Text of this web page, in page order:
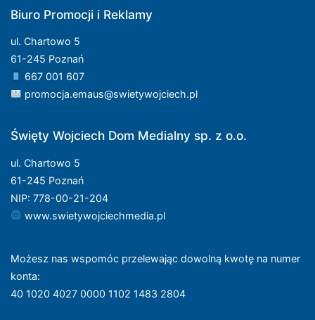
Biuro Promocji i Reklamy
ul. Chartowo 5
61-245 Poznań
667 001 607
promocja.emaus@swietywojciech.pl
Święty Wojciech Dom Medialny sp. z o.o.
ul. Chartowo 5
61-245 Poznań
NIP: 778-00-21-204
www.swietywojciechmedia.pl
Możesz nas wspomóc przelewając dowolną kwotę na numer
konta:
40 1020 4027 0000 1102 1483 2804